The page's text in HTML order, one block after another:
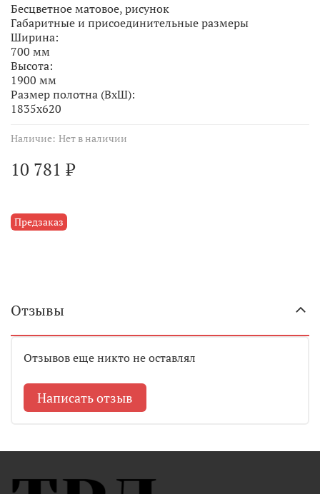
Наличие: Нет в наличии
Предзаказ
10 781 ₽
Бесцветное матовое, рисунок
Габаритные и присоединительные размеры
Ширина:
700 мм
Высота:
1900 мм
Размер полотна (ВхШ):
1835х620
Отзывы
Отзывов еще никто не оставлял
Написать отзыв